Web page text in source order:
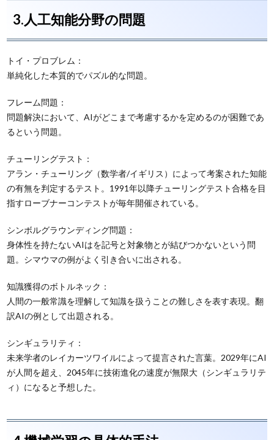
3.人工知能分野の問題
トイ・プロブレム：
単純化した本質的でパズル的な問題。
フレーム問題：
問題解決において、AIがどこまで考慮するかを定めるのが困難であ
るという問題。
チューリングテスト：
アラン・チューリング（数学者/イギリス）によって考案された知能
の有無を判定するテスト。1991年以降チューリングテスト合格を目
指すローブナーコンテストが毎年開催されている。
シンボルグラウンディング問題：
身体性を持たないAIはを記号と対象物とが結びつかないという問
題。シマウマの例がよく引き合いに出される。
知識獲得のボトルネック：
人間の一般常識を理解して知識を扱うことの難しさを表す表現。翻
訳AIの例として出題される。
シンギュラリティ：
未来学者のレイカーツワイルによって提言された言葉。2029年にAI
が人間を超え、2045年に技術進化の速度が無限大（シンギュラリテ
ィ）になると予想した。